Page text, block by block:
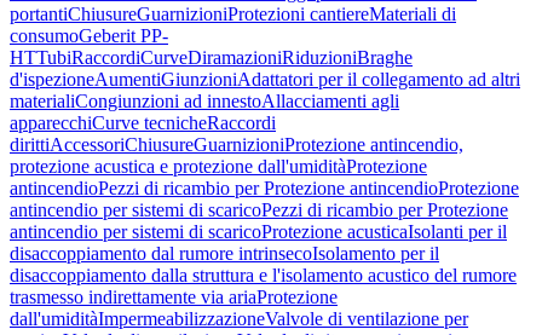
portantiChiusureGuarnizioniProtezioni cantiereMateriali di
consumoGeberit PP-
HTTubiRaccordiCurveDiramazioniRiduzioniBraghe
d'ispezioneAumentiGiunzioniAdattatori per il collegamento ad altri
materialiCongiunzioni ad innestoAllacciamenti agli
apparecchiCurve tecnicheRaccordi
dirittiAccessoriChiusureGuarnizioniProtezione antincendio,
protezione acustica e protezione dall'umiditàProtezione
antincendioPezzi di ricambio per Protezione antincendioProtezione
antincendio per sistemi di scaricoPezzi di ricambio per Protezione
antincendio per sistemi di scaricoProtezione acusticaIsolanti per il
disaccoppiamento dal rumore intrinsecoIsolamento per il
disaccoppiamento dalla struttura e l'isolamento acustico del rumore
trasmesso indirettamente via ariaProtezione
dall'umiditàImpermeabilizzazioneValvole di ventilazione per